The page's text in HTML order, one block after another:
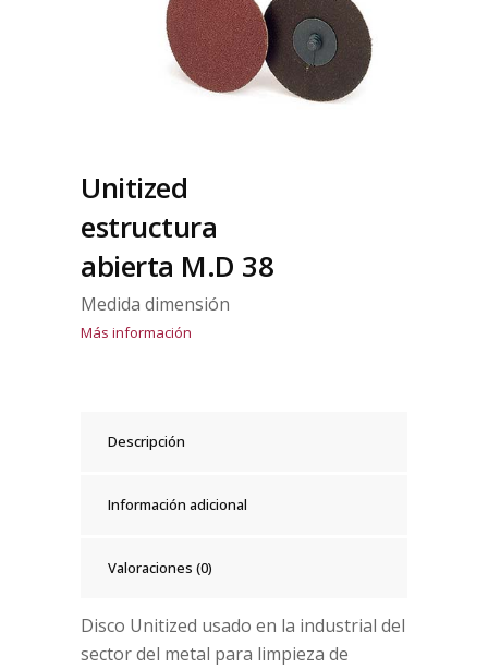
Unitized
estructura
abierta M.D 38
Medida dimensión
Más información
Descripción
Información adicional
Valoraciones (0)
Disco Unitized usado en la industrial del
sector del metal para limpieza de